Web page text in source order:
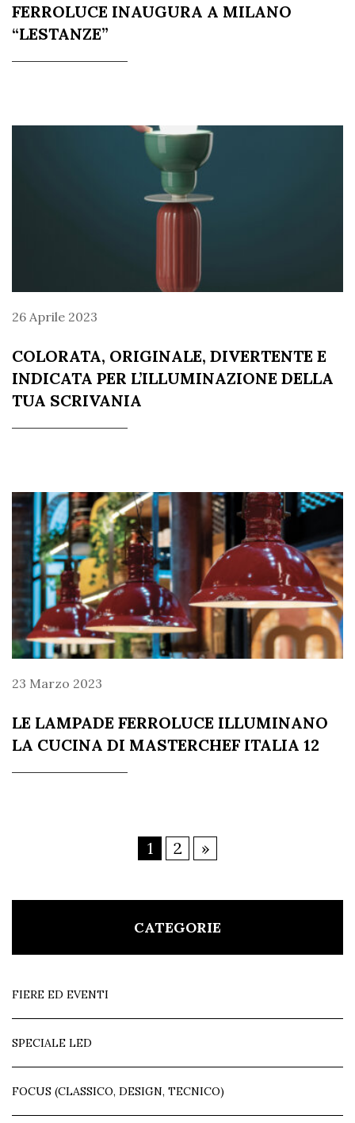
FERROLUCE INAUGURA A MILANO
“LESTANZE”
26 Aprile 2023
COLORATA, ORIGINALE, DIVERTENTE E
INDICATA PER L’ILLUMINAZIONE DELLA
TUA SCRIVANIA
23 Marzo 2023
LE LAMPADE FERROLUCE ILLUMINANO
LA CUCINA DI MASTERCHEF ITALIA 12
1 2 »
CATEGORIE
FIERE ED EVENTI
SPECIALE LED
FOCUS (CLASSICO, DESIGN, TECNICO)